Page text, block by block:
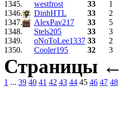
1345.
westfrost 33
1
1346.
DinhHTL 33
2
1347.
AlexPav217 33
5
1348.
Stels205 33
3
1349.
oNoToLee1337 33
2
1350.
Cooler195 32 3
Страницы ←
1 ... 39 40 41 42 43 44 45 46 47 48